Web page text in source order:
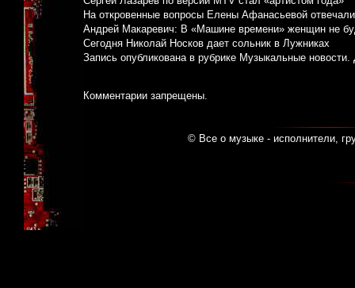
На откровенные вопросы Елены Афанасьевой
Андрей Макаревич: В «Машине времени» женщин не
Сегодня Николай Носков дает сольник в Лужниках
Запись опубликована в рубрике Музыкальные новости.
Комментарии запрещены.
© Все о музыке - исполнители,